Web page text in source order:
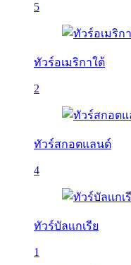
5
ทัวร์อเมริกาใต้
2
ทัวร์สกอตแลนด์
4
ทัวร์บัลเเกเรีย
1